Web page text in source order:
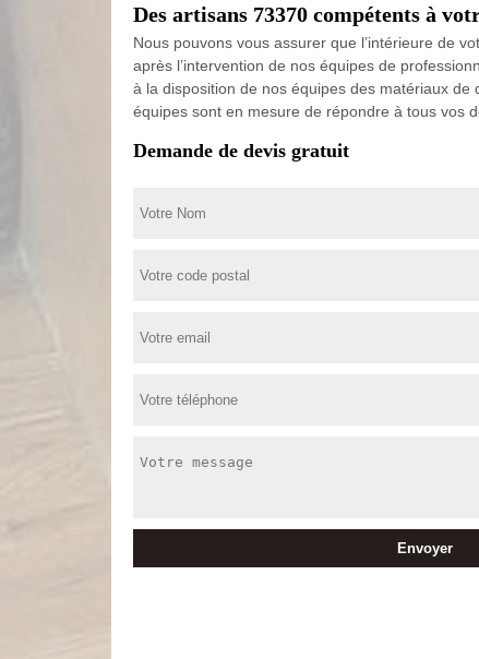
Des artisans 73370 compétents à
Nous pouvons vous assurer que l’intérieure de
après l’intervention de nos équipes de
à la disposition de nos équipes des matériaux
équipes sont en mesure de répondre à tous vos
Demande de devis gratuit